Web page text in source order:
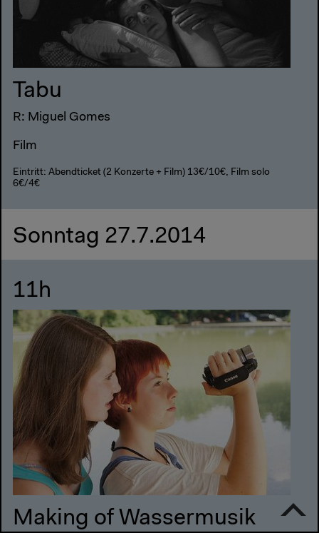
Tabu
R: Miguel Gomes
Film
Eintritt: Abendticket (2 Konzerte + Film) 13€/10€, Film solo
6€/4€
Sonntag 27.7.2014
11h
Making of Wassermusik